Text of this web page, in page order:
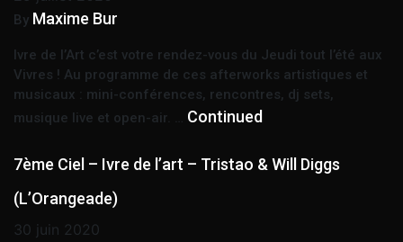
By Maxime Bur
Ivre de l’Art c’est votre rendez-vous du Jeudi tout l’été aux
Vivres ! Au programme de ces afterworks artistiques et
musicaux : mini-conférences, rencontres, dj sets,
musique live et open-air. … Continued
7ème Ciel – Ivre de l’art – Tristao & Will Diggs
(L’Orangeade)
30 juin 2020